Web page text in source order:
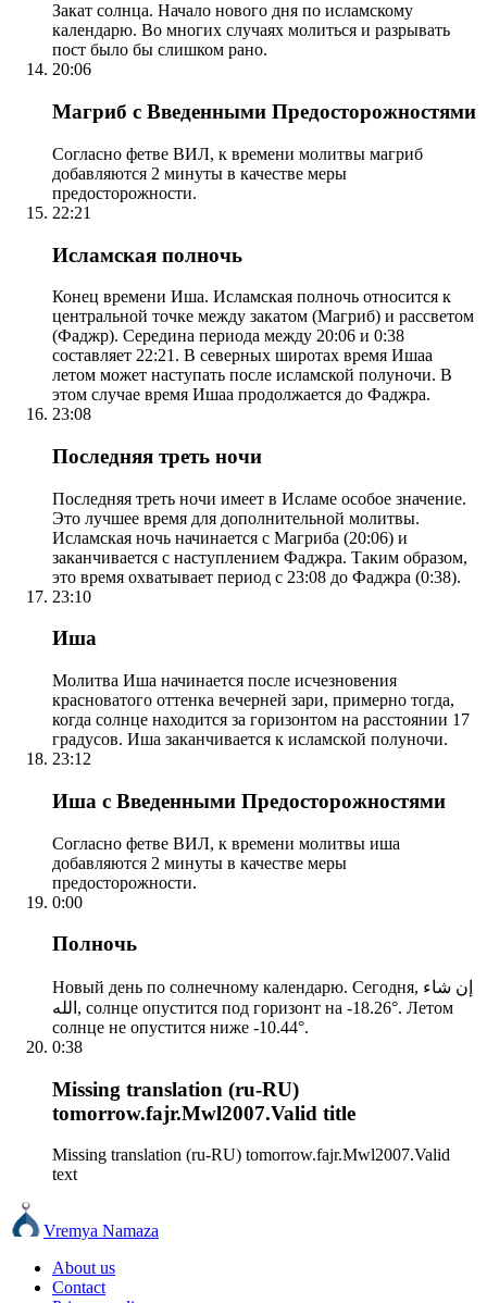
Закат солнца. Начало нового дня по исламскому
календарю. Во многих случаях молиться и разрывать
пост было бы слишком рано.
20:06
Магриб с Введенными Предосторожностями
Согласно фетве ВИЛ, к времени молитвы магриб
добавляются 2 минуты в качестве меры
предосторожности.
22:21
Исламская полночь
Конец времени Иша. Исламская полночь относится к
центральной точке между закатом (Магриб) и рассветом
(Фаджр). Середина периода между 20:06 и 0:38
составляет 22:21. В северных широтах время Ишаа
летом может наступать после исламской полуночи. В
этом случае время Ишаа продолжается до Фаджра.
23:08
Последняя треть ночи
Последняя треть ночи имеет в Исламе особое значение.
Это лучшее время для дополнительной молитвы.
Исламская ночь начинается с Магриба (20:06) и
заканчивается с наступлением Фаджра. Таким образом,
это время охватывает период с 23:08 до Фаджра (0:38).
23:10
Иша
Молитва Иша начинается после исчезновения
красноватого оттенка вечерней зари, примерно тогда,
когда солнце находится за горизонтом на расстоянии 17
градусов. Иша заканчивается к исламской полуночи.
23:12
Иша с Введенными Предосторожностями
Согласно фетве ВИЛ, к времени молитвы иша
добавляются 2 минуты в качестве меры
предосторожности.
0:00
Полночь
Новый день по солнечному календарю. Сегодня, إن شاء
الله, солнце опустится под горизонт на -18.26°. Летом
солнце не опустится ниже -10.44°.
0:38
Missing translation (ru-RU)
tomorrow.fajr.Mwl2007.Valid title
Missing translation (ru-RU) tomorrow.fajr.Mwl2007.Valid
text
Vremya Namaza
About us
Contact